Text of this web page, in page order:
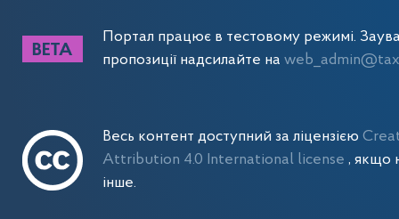
Портал працює в тестовому режимі.
пропозиції надсилайте на
Весь контент доступний за ліцензією
Attribution 4.0 International license , якщо
інше.